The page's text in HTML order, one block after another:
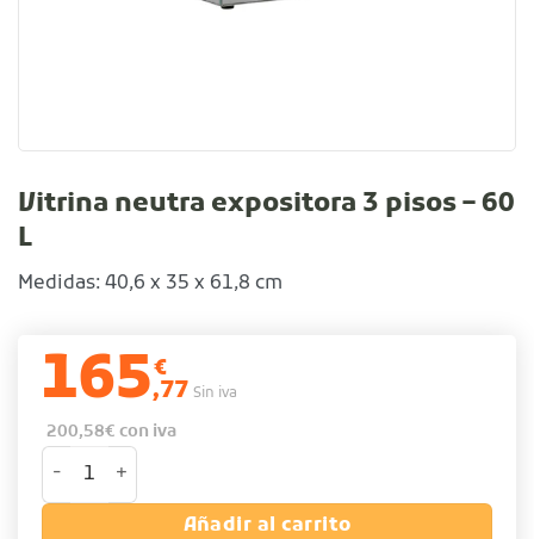
Vitrina neutra expositora 3 pisos – 60
L
Medidas: 40,6 x 35 x 61,8 cm
165€
,77 Sin iva
200,58€ con iva
Vitrina neutra expositora 3 pisos - 60 L cantidad
Añadir al carrito